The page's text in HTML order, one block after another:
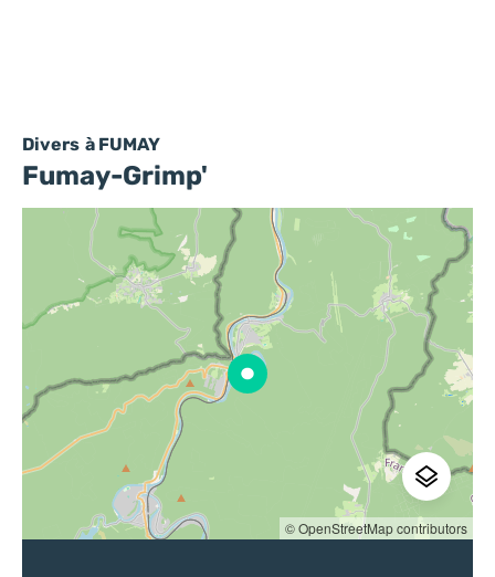
Divers à FUMAY
Fumay-Grimp'
© OpenStreetMap contributors